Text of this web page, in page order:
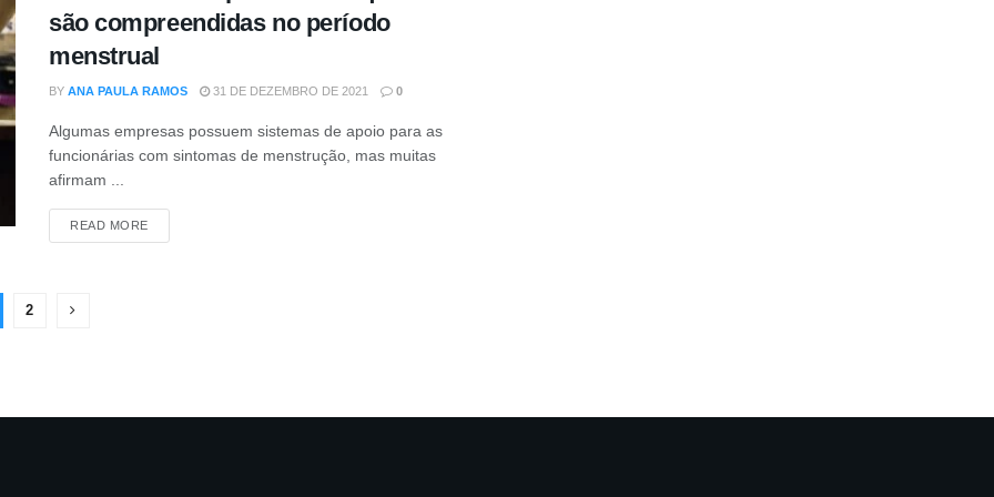
são compreendidas no período
menstrual
BY ANA PAULA RAMOS 31 DE DEZEMBRO DE 2021 0
Algumas empresas possuem sistemas de apoio para as
funcionárias com sintomas de menstrução, mas muitas
afirmam ...
READ MOREDETAILS
2